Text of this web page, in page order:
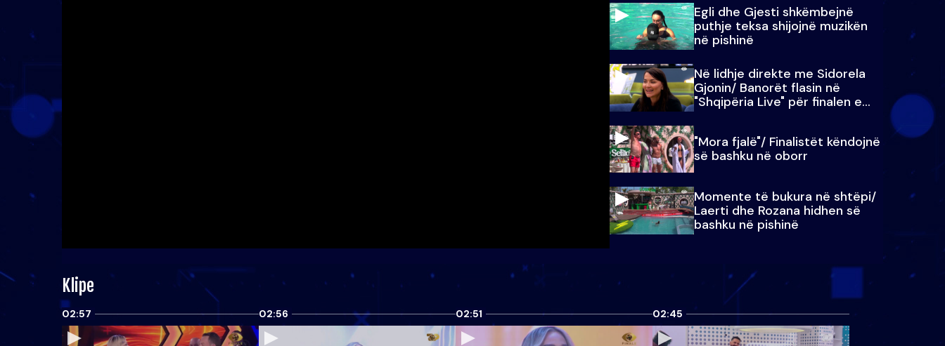
Egli dhe Gjesti shkëmbejnë
puthje teksa shijojnë muzikën
në pishinë
Në lidhje direkte me Sidorela
Gjonin/ Banorët flasin në
"Shqipëria Live" për finalen e
madhe
"Mora fjalë"/ Finalistët këndojnë
së bashku në oborr
Momente të bukura në shtëpi/
Laerti dhe Rozana hidhen së
bashku në pishinë
Klipe
02:57 02:56 02:51 02:45